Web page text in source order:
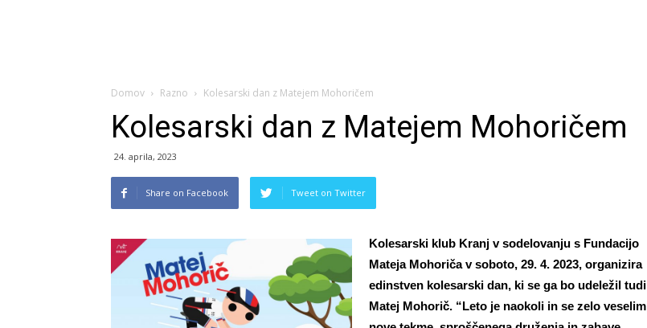
Domov Razno Kolesarski dan z Matejem Mohoričem
Kolesarski dan z Matejem Mohoričem
24. aprila, 2023
Share on Facebook Tweet on Twitter
Kolesarski klub Kranj v sodelovanju s Fundacijo
Mateja Mohoriča v soboto, 29. 4. 2023, organizira
edinstven kolesarski dan, ki se ga bo udeležil tudi
Matej Mohorič. “Leto je naokoli in se zelo veselim